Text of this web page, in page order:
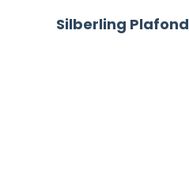
Silberling Plafond